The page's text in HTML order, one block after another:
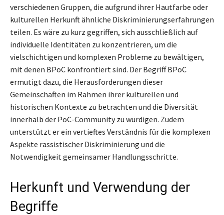
verschiedenen Gruppen, die aufgrund ihrer Hautfarbe oder
kulturellen Herkunft ähnliche Diskriminierungserfahrungen
teilen. Es wäre zu kurz gegriffen, sich ausschließlich auf
individuelle Identitäten zu konzentrieren, um die
vielschichtigen und komplexen Probleme zu bewältigen,
mit denen BPoC konfrontiert sind. Der Begriff BPoC
ermutigt dazu, die Herausforderungen dieser
Gemeinschaften im Rahmen ihrer kulturellen und
historischen Kontexte zu betrachten und die Diversität
innerhalb der PoC-Community zu würdigen. Zudem
unterstützt er ein vertieftes Verständnis für die komplexen
Aspekte rassistischer Diskriminierung und die
Notwendigkeit gemeinsamer Handlungsschritte.
Herkunft und Verwendung der
Begriffe